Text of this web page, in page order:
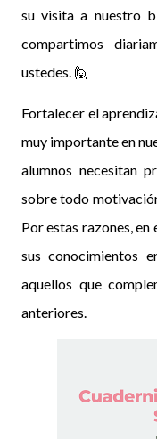
su visita a nuestro
compartimos
ustedes. 🙋
Fortalecer el
muy importante en
alumnos necesitan
sobre todo
Por estas razones,
sus conocimientos
aquellos que
anteriores.